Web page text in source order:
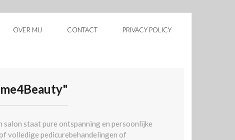
OVER MIJ CONTACT PRIVACY POLICY
salon staat pure ontspanning en persoonlijke
volledige pedicurebehandelingen of